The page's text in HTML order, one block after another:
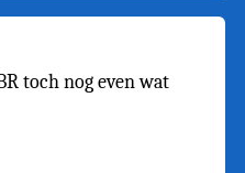
toch nog even wat